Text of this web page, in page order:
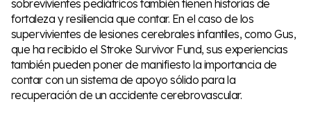
sobrevivientes pediátricos también tienen historias de
fortaleza y resiliencia que contar. En el caso de los
supervivientes de lesiones cerebrales infantiles, como Gus,
que ha recibido el Stroke Survivor Fund, sus experiencias
también pueden poner de manifiesto la importancia de
contar con un sistema de apoyo sólido para la
recuperación de un accidente cerebrovascular.